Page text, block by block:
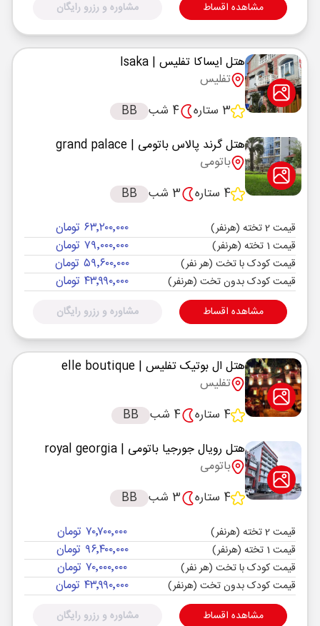
مشاهده اقساط مشاوره و رزرو رایگان
هتل ایساکا تفلیس | Isaka
تفلیس
3 ستاره
4 شب
BB
هتل گرند پالاس باتومی | grand palace
باتومی
4 ستاره
3 شب BB
قیمت 2 تخته (هرنفر) ۶۳٬۲۰۰٬۰۰۰ تومان
قیمت 1 تخته (هرنفر) ۷۹٬۰۰۰٬۰۰۰ تومان
قیمت کودک با تخت (هر نفر) ۵۹٬۶۰۰٬۰۰۰ تومان
قیمت کودک بدون تخت (هرنفر) ۴۳٬۹۹۰٬۰۰۰ تومان
مشاهده اقساط مشاوره و رزرو رایگان
هتل ال بوتیک تفلیس | elle boutique
تفلیس
4 ستاره
4 شب
BB
هتل رویال جورجیا باتومی | royal georgia
باتومی
4 ستاره
3 شب BB
قیمت 2 تخته (هرنفر) ۷۰٬۷۰۰٬۰۰۰ تومان
قیمت 1 تخته (هرنفر) ۹۶٬۴۰۰٬۰۰۰ تومان
قیمت کودک با تخت (هر نفر) ۷۰٬۰۰۰٬۰۰۰ تومان
قیمت کودک بدون تخت (هرنفر) ۴۳٬۹۹۰٬۰۰۰ تومان
مشاهده اقساط مشاوره و رزرو رایگان